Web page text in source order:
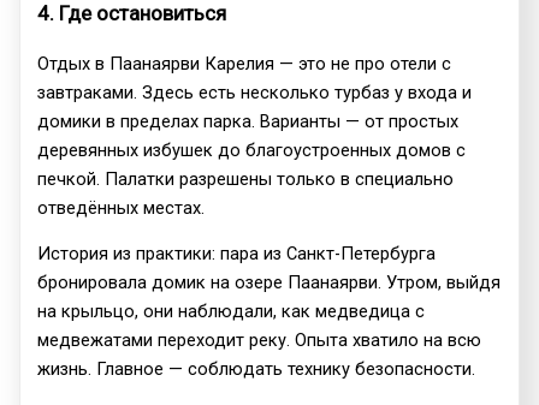
4. Где остановиться
Отдых в Паанаярви Карелия — это не про отели с
завтраками. Здесь есть несколько турбаз у входа и
домики в пределах парка. Варианты — от простых
деревянных избушек до благоустроенных домов с
печкой. Палатки разрешены только в специально
отведённых местах.
История из практики: пара из Санкт-Петербурга
бронировала домик на озере Паанаярви. Утром, выйдя
на крыльцо, они наблюдали, как медведица с
медвежатами переходит реку. Опыта хватило на всю
жизнь. Главное — соблюдать технику безопасности.